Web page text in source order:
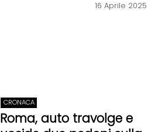
16 Aprile 2025
CRONACA
Roma, auto travolge e